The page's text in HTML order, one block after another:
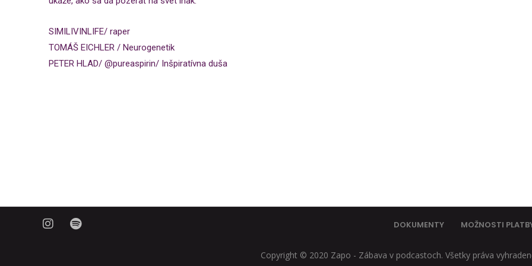
SIMILIVINLIFE/ raper
TOMÁŠ EICHLER / Neurogenetik
PETER HLAD/ @pureaspirin/ Inšpiratívna duša
DOKUMENTY MOŽNOSTI
Copyright © 2020 Zapo - Zábava v podcastoch. Všetky práva